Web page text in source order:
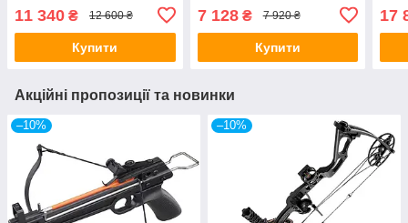
11 340 ₴ 12 600 ₴
Купити
7 128₴ 7 920 ₴
Купити
17
Акційні пропозиції та новинки
–10% –10%